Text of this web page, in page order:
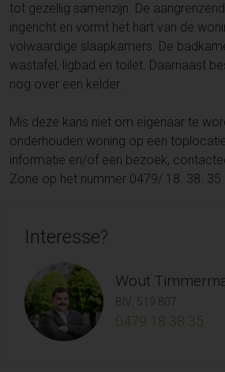
tot gezellig samenzijn. De
ingericht en vormt het hart van de
volwaardige slaapkamers. De
wastafel, ligbad en toilet. Daarnaast
nog over een kelder.
Mis deze kans niet om eigenaar te
onderhouden woning op een
informatie en/of een bezoek,
Zone op het nummer 0479/ 18. 38. 35.
Interesse?
Wout
BIV: 519.807
0479 18 38 35